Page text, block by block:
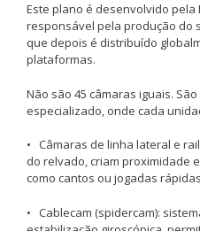
Este plano é desenvolvido pela
responsável pela produção do
que depois é distribuído
plataformas.
Não são 45 câmaras iguais.
especializado, onde cada
• Câmaras de linha lateral e
do relvado, criam proximidade
como cantos ou jogadas rápidas
• Cablecam (spidercam):